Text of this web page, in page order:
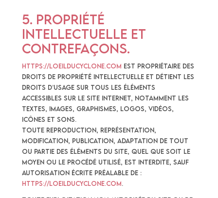
5. Propriété
intellectuelle et
contrefaçons.
https://loeilducyclone.com est propriétaire des
droits de propriété intellectuelle et détient les
droits d’usage sur tous les éléments
accessibles sur le site internet, notamment les
textes, images, graphismes, logos, vidéos,
icônes et sons.
Toute reproduction, représentation,
modification, publication, adaptation de tout
ou partie des éléments du site, quel que soit le
moyen ou le procédé utilisé, est interdite, sauf
autorisation écrite préalable de :
https://loeilducyclone.com.